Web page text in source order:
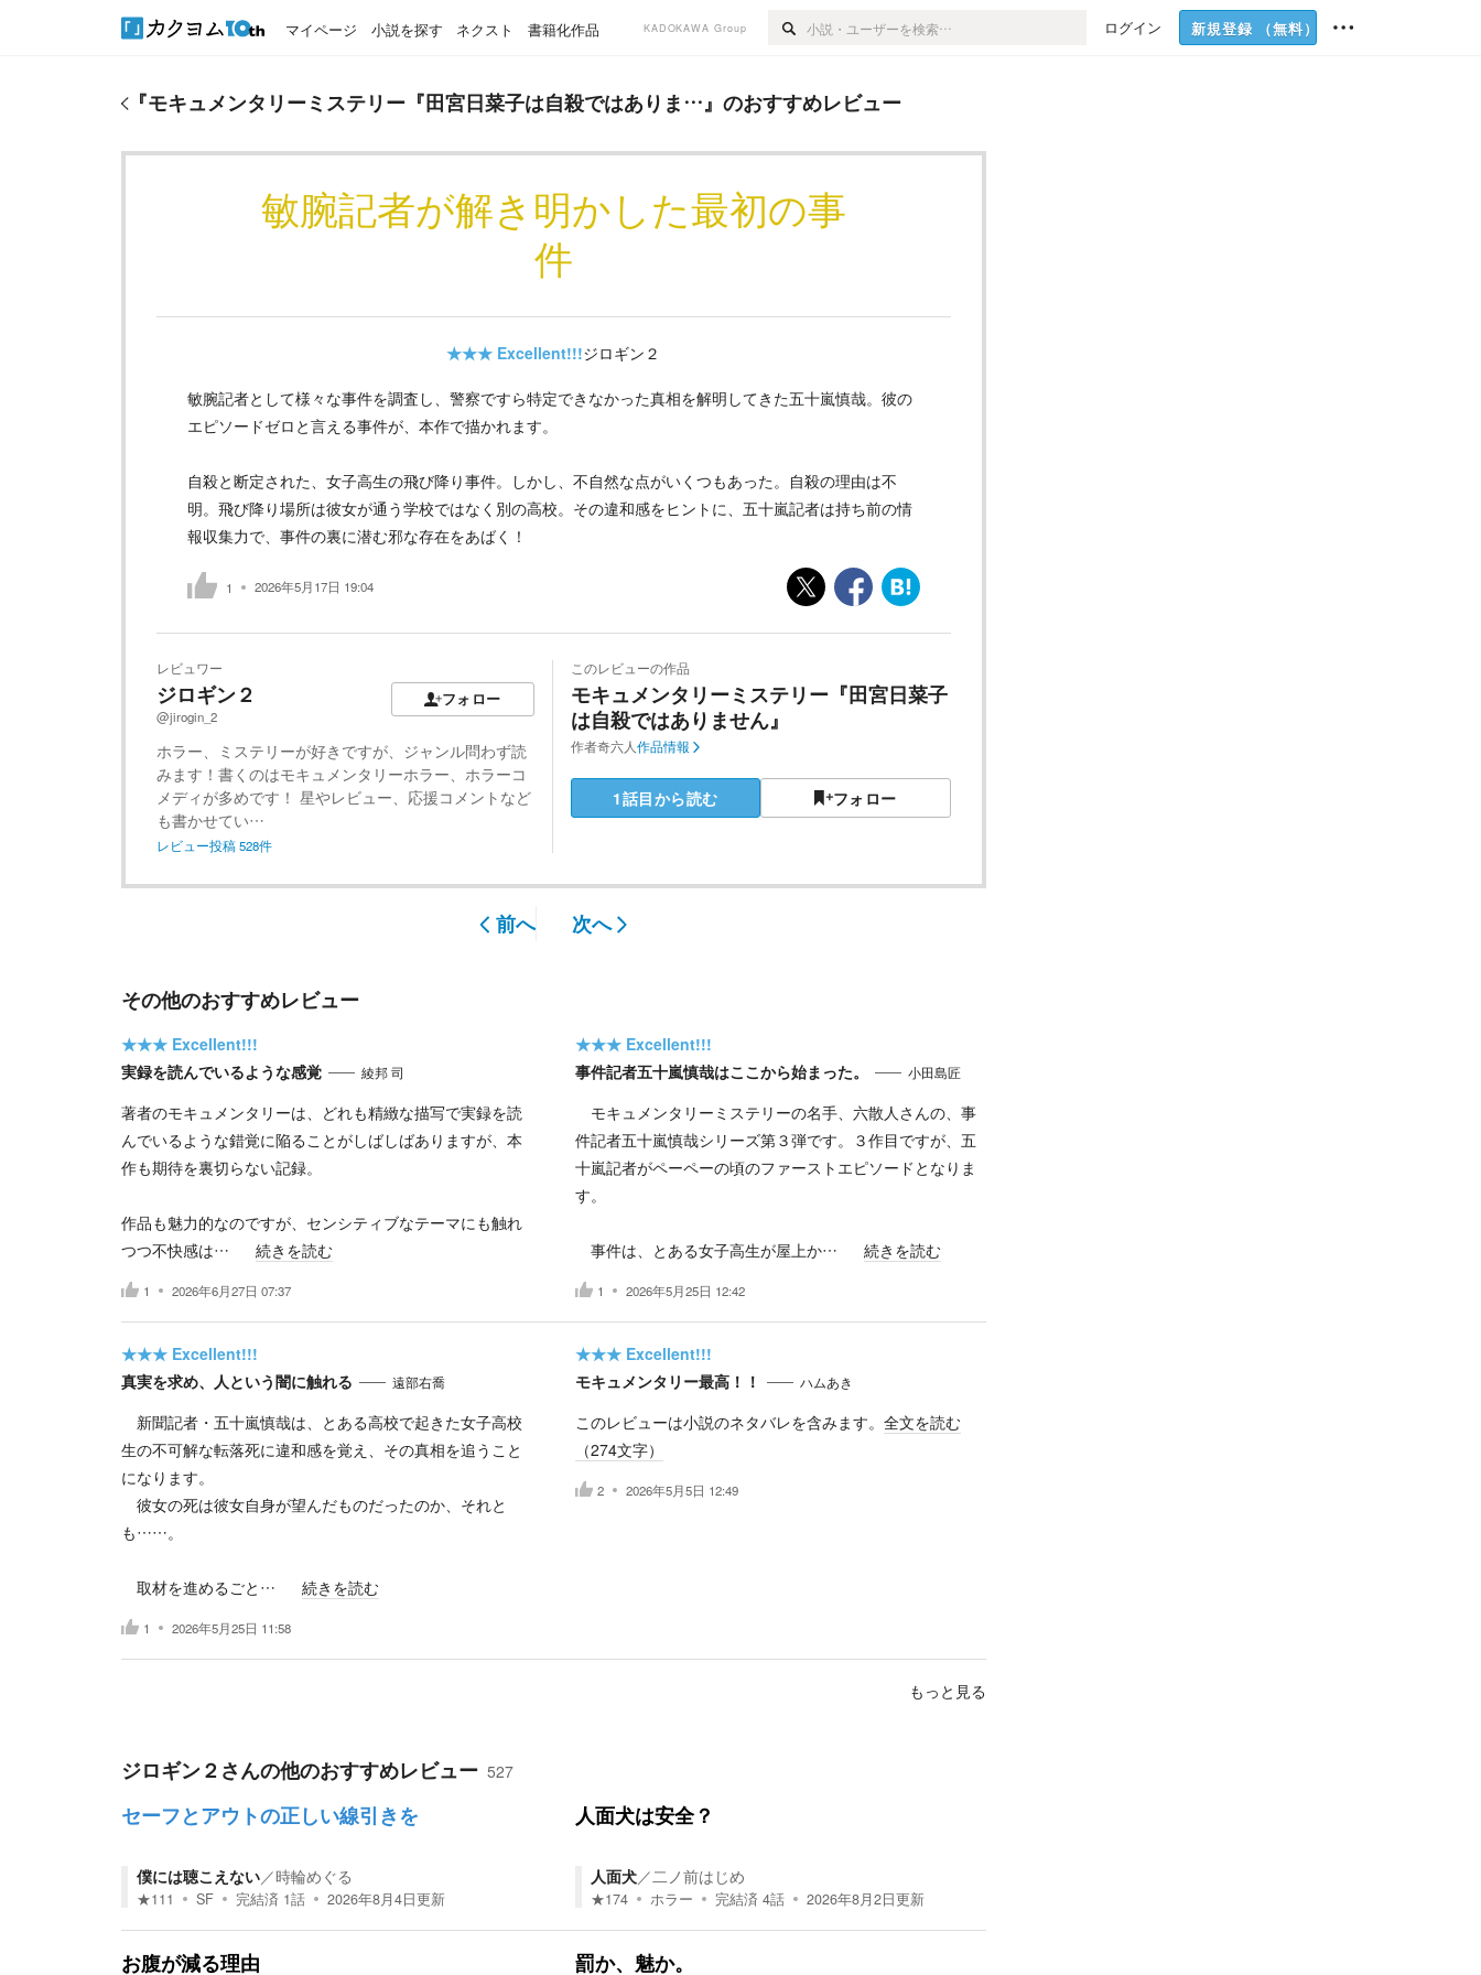
マイページ 小説を探す ネクスト 書籍化作品 KADOKAWA Group ログイン 新規登録 （無料）
『モキュメンタリーミステリー『田宮日菜子は自殺ではありま…』のおすすめレビュー
敏腕記者が解き明かした最初の事
件
★★★ Excellent!!!ジロギン２
敏腕記者として様々な事件を調査し、警察ですら特定できなかった真相を解明してきた五十嵐慎哉。彼の
エピソードゼロと言える事件が、本作で描かれます。
自殺と断定された、女子高生の飛び降り事件。しかし、不自然な点がいくつもあった。自殺の理由は不
明。飛び降り場所は彼女が通う学校ではなく別の高校。その違和感をヒントに、五十嵐記者は持ち前の情
報収集力で、事件の裏に潜む邪な存在をあばく！
1 2026年5月17日 19:04
レビュワー
ジロギン２
@jirogin_2
フォロー
ホラー、ミステリーが好きですが、ジャンル問わず読
みます！書くのはモキュメンタリーホラー、ホラーコ
メディが多めです！ 星やレビュー、応援コメントなど
も書かせてい…
レビュー投稿528件
このレビューの作品
モキュメンタリーミステリー『田宮日菜子
は自殺ではありません』
作者奇六人作品情報
1話目から読む フォロー
前へ 次へ
その他のおすすめレビュー
★★★ Excellent!!!
実録を読んでいるような感覚
綾邦 司
著者のモキュメンタリーは、どれも精緻な描写で実録を読
んでいるような錯覚に陥ることがしばしばありますが、本
作も期待を裏切らない記録。
作品も魅力的なのですが、センシティブなテーマにも触れ
つつ不快感は…
続きを読む
1 2026年6月27日 07:37
★★★ Excellent!!!
事件記者五十嵐慎哉はここから始まった。
小田島匠
モキュメンタリーミステリーの名手、六散人さんの、事
件記者五十嵐慎哉シリーズ第３弾です。３作目ですが、五
十嵐記者がペーペーの頃のファーストエピソードとなりま
す。
事件は、とある女子高生が屋上か… 続きを読む
1 2026年5月25日 12:42
★★★ Excellent!!!
真実を求め、人という闇に触れる
遠部右喬
新聞記者・五十嵐慎哉は、とある高校で起きた女子高校
生の不可解な転落死に違和感を覚え、その真相を追うこと
になります。
彼女の死は彼女自身が望んだものだったのか、それと
も……。
取材を進めるごと… 続きを読む
1 2026年5月25日 11:58
★★★ Excellent!!!
モキュメンタリー最高！！
ハムあき
このレビューは小説のネタバレを含みます。 全文を読む
（274文字）
2 2026年5月5日 12:49
もっと見る
ジロギン２さんの他のおすすめレビュー 527
セーフとアウトの正しい線引きを
僕には聴こえない／時輪めぐる
★111 SF 完結済 1話 2026年8月4日更新
人面犬は安全？
人面犬／二ノ前はじめ
★174 ホラー 完結済 4話 2026年8月2日更新
お腹が減る理由 罰か、魅か。